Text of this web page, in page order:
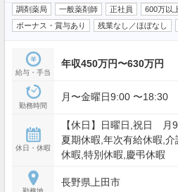
調剤薬局 一般薬剤師 正社員 600万以
ボーナス・賞与あり
残業なし／ほぼなし
給与・手当
年収450万円〜630万円
勤務時間
月〜金曜日9:00 〜18:30
休日・休暇
【休日】日曜日,祝日 月
夏期休暇,年次有給休暇,
休暇,特別休暇,慶弔休暇
長野県上田市